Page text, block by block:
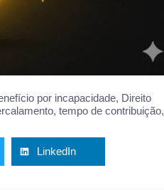
por incapacidade, Direito
, tempo de contribuição,
LinkedIn